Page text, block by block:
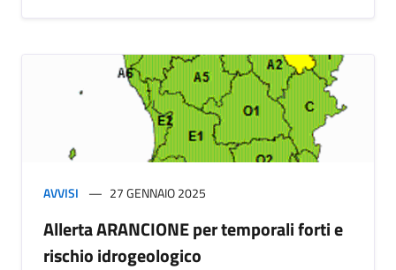
AVVISI 27 GENNAIO 2025
Allerta ARANCIONE per temporali forti e
rischio idrogeologico